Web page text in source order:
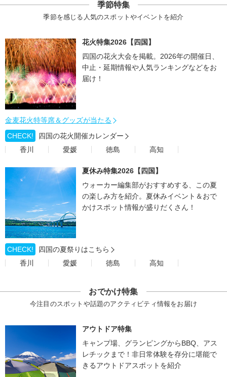
季節特集
季節を感じる人気のスポットやイベントを紹介
花火特集2026【四国】
四国の花火大会を掲載。2026年の開催日、
中止・延期情報や人気ランキングなどをお
届け！
金麦花火特等席＆グッズが当たる
CHECK!
四国の花火開催カレンダー
香川
愛媛 徳島 高知
夏休み特集2026【四国】
ウォーカー編集部がおすすめする、この夏
の楽しみ方を紹介。夏休みイベント＆おで
かけスポット情報が盛りだくさん！
CHECK!
四国の夏祭りはこちら
香川
愛媛 徳島 高知
おでかけ特集
今注目のスポットや話題のアクティビティ情報をお届け
アウトドア特集
キャンプ場、グランピングからBBQ、アス
レチックまで！非日常体験を存分に堪能で
きるアウトドアスポットを紹介